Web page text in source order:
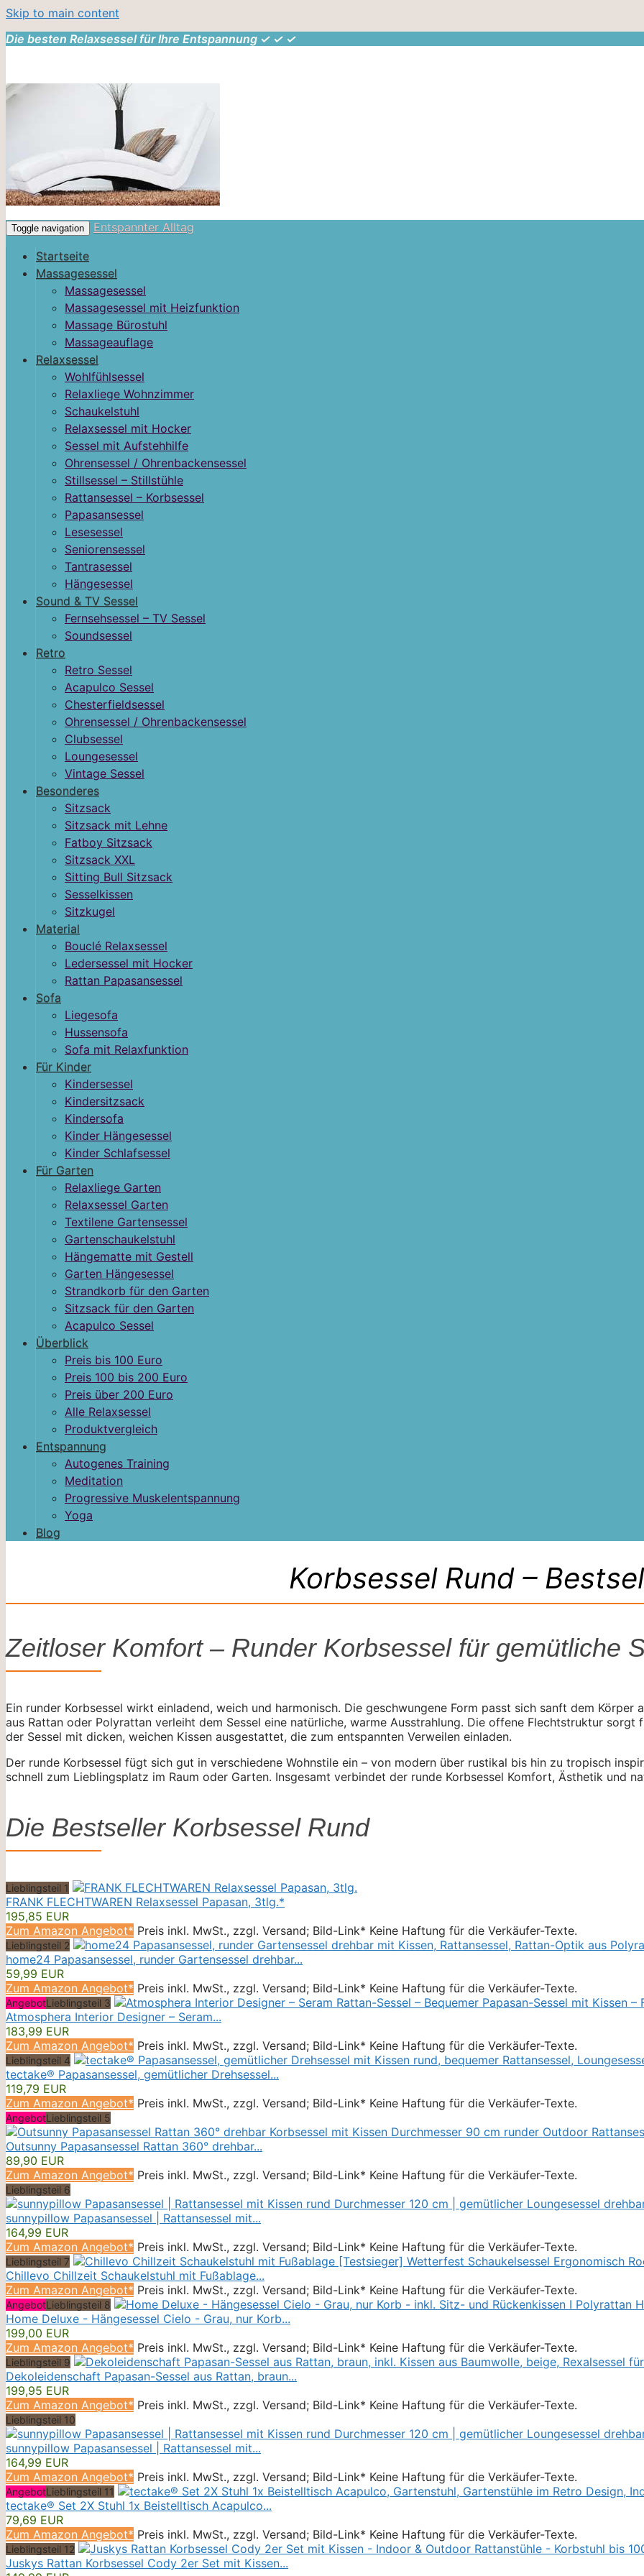
Skip to main content
Die besten Relaxsessel für Ihre Entspannung ✓ ✓ ✓
Toggle navigation
Entspannter Alltag
Startseite
Massagesessel
Massagesessel
Massagesessel mit Heizfunktion
Massage Bürostuhl
Massageauflage
Relaxsessel
Wohlfühlsessel
Relaxliege Wohnzimmer
Schaukelstuhl
Relaxsessel mit Hocker
Sessel mit Aufstehhilfe
Ohrensessel / Ohrenbackensessel
Stillsessel – Stillstühle
Rattansessel – Korbsessel
Papasansessel
Lesesessel
Seniorensessel
Tantrasessel
Hängesessel
Sound & TV Sessel
Fernsehsessel – TV Sessel
Soundsessel
Retro
Retro Sessel
Acapulco Sessel
Chesterfieldsessel
Ohrensessel / Ohrenbackensessel
Clubsessel
Loungesessel
Vintage Sessel
Besonderes
Sitzsack
Sitzsack mit Lehne
Fatboy Sitzsack
Sitzsack XXL
Sitting Bull Sitzsack
Sesselkissen
Sitzkugel
Material
Bouclé Relaxsessel
Ledersessel mit Hocker
Rattan Papasansessel
Sofa
Liegesofa
Hussensofa
Sofa mit Relaxfunktion
Für Kinder
Kindersessel
Kindersitzsack
Kindersofa
Kinder Hängesessel
Kinder Schlafsessel
Für Garten
Relaxliege Garten
Relaxsessel Garten
Textilene Gartensessel
Gartenschaukelstuhl
Hängematte mit Gestell
Garten Hängesessel
Strandkorb für den Garten
Sitzsack für den Garten
Acapulco Sessel
Überblick
Preis bis 100 Euro
Preis 100 bis 200 Euro
Preis über 200 Euro
Alle Relaxsessel
Produktvergleich
Entspannung
Autogenes Training
Meditation
Progressive Muskelentspannung
Yoga
Blog
Korbsessel Rund –
Zeitloser Komfort – Runder Korbsessel für gemütliche
Ein runder Korbsessel wirkt einladend, weich und harmonisch. Die geschwungene Form passt sich sanft dem
aus Rattan oder Polyrattan verleiht dem Sessel eine natürliche, warme Ausstrahlung. Die offene Flechtstruktur
der Sessel mit dicken, weichen Kissen ausgestattet, die zum entspannten Verweilen einladen.
Der runde Korbsessel fügt sich gut in verschiedene Wohnstile ein – von modern über rustikal bis hin zu tropisch
schnell zum Lieblingsplatz im Raum oder Garten. Insgesamt verbindet der runde Korbsessel Komfort, Ästhetik und
Die Bestseller Korbsessel Rund
Lieblingsteil 1
FRANK FLECHTWAREN Relaxsessel Papasan, 3tlg.*
195,85 EUR
Zum Amazon Angebot* Preis inkl. MwSt., zzgl. Versand; Bild-Link* Keine Haftung für die Verkäufer-Texte.
Lieblingsteil 2
home24 Papasansessel, runder Gartensessel drehbar...
59,99 EUR
Zum Amazon Angebot* Preis inkl. MwSt., zzgl. Versand; Bild-Link* Keine Haftung für die Verkäufer-Texte.
AngebotLieblingsteil 3
Atmosphera Interior Designer – Seram...
183,99 EUR
Zum Amazon Angebot* Preis inkl. MwSt., zzgl. Versand; Bild-Link* Keine Haftung für die Verkäufer-Texte.
Lieblingsteil 4
tectake® Papasansessel, gemütlicher Drehsessel...
119,79 EUR
Zum Amazon Angebot* Preis inkl. MwSt., zzgl. Versand; Bild-Link* Keine Haftung für die Verkäufer-Texte.
AngebotLieblingsteil 5
Outsunny Papasansessel Rattan 360° drehbar...
89,90 EUR
Zum Amazon Angebot* Preis inkl. MwSt., zzgl. Versand; Bild-Link* Keine Haftung für die Verkäufer-Texte.
Lieblingsteil 6
sunnypillow Papasansessel | Rattansessel mit...
164,99 EUR
Zum Amazon Angebot* Preis inkl. MwSt., zzgl. Versand; Bild-Link* Keine Haftung für die Verkäufer-Texte.
Lieblingsteil 7
Chillevo Chillzeit Schaukelstuhl mit Fußablage...
Zum Amazon Angebot* Preis inkl. MwSt., zzgl. Versand; Bild-Link* Keine Haftung für die Verkäufer-Texte.
AngebotLieblingsteil 8
Home Deluxe - Hängesessel Cielo - Grau, nur Korb...
199,00 EUR
Zum Amazon Angebot* Preis inkl. MwSt., zzgl. Versand; Bild-Link* Keine Haftung für die Verkäufer-Texte.
Lieblingsteil 9
Dekoleidenschaft Papasan-Sessel aus Rattan, braun...
199,95 EUR
Zum Amazon Angebot* Preis inkl. MwSt., zzgl. Versand; Bild-Link* Keine Haftung für die Verkäufer-Texte.
Lieblingsteil 10
sunnypillow Papasansessel | Rattansessel mit...
164,99 EUR
Zum Amazon Angebot* Preis inkl. MwSt., zzgl. Versand; Bild-Link* Keine Haftung für die Verkäufer-Texte.
AngebotLieblingsteil 11
tectake® Set 2X Stuhl 1x Beistelltisch Acapulco...
79,69 EUR
Zum Amazon Angebot* Preis inkl. MwSt., zzgl. Versand; Bild-Link* Keine Haftung für die Verkäufer-Texte.
Lieblingsteil 12
Juskys Rattan Korbsessel Cody 2er Set mit Kissen...